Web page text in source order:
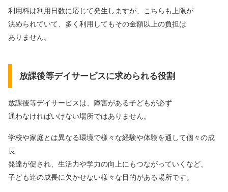
利用料は利用日数に応じて発生しますが、こちらも上限が
決められていて、多く利用してもその金額以上の負担は
ありません。
放課後等デイサービスに求められる役割
放課後等デイサービスは、障害がある子どもが必ず
通わなければいけない場所ではありません。
学校や家庭とは異なる環境で様々な経験や体験を通して個々の成
長
発達が促され、生活力や学力の向上にもつながっていくなど、
子ども達の成長に欠かせない様々な目的がある場所です。